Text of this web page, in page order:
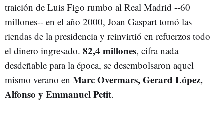
traición de Luis Figo rumbo al Real Madrid --60
millones-- en el año 2000, Joan Gaspart tomó las
riendas de la presidencia y reinvirtió en refuerzos todo
el dinero ingresado. 82,4 millones, cifra nada
desdeñable para la época, se desembolsaron aquel
mismo verano en Marc Overmars, Gerard López,
Alfonso y Emmanuel Petit.